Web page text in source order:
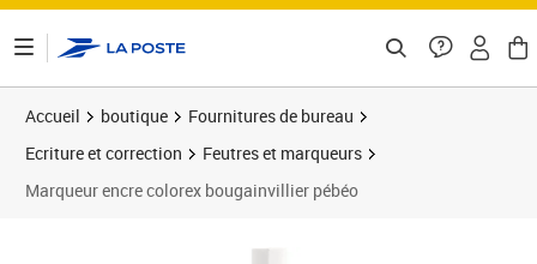
Accueil boutique
Fournitures de bureau
Ecriture et correction
Feutres et marqueurs
Marqueur encre colorex bougainvillier pébéo